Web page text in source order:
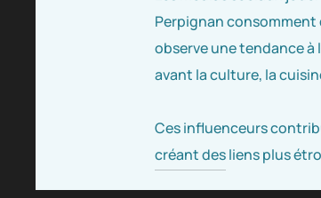
Perpignan consomment
observe une tendance
avant la culture, la
Ces influenceurs
créant des liens plus